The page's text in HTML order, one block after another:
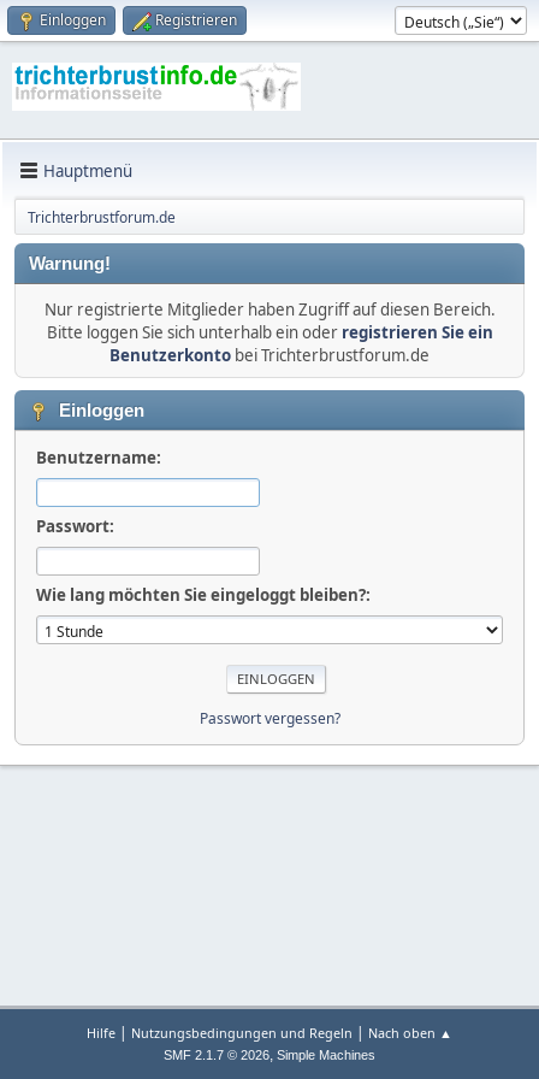
Einloggen Registrieren
Hauptmenü
Trichterbrustforum.de
Warnung!
Nur registrierte Mitglieder haben Zugriff auf diesen Bereich.
Bitte loggen Sie sich unterhalb ein oder registrieren Sie ein
Benutzerkonto bei Trichterbrustforum.de
Einloggen
Benutzername:
Passwort:
Wie lang möchten Sie eingeloggt bleiben?:
Passwort vergessen?
Hilfe | Nutzungsbedingungen und Regeln | Nach oben ▲
SMF 2.1.7 © 2026, Simple Machines